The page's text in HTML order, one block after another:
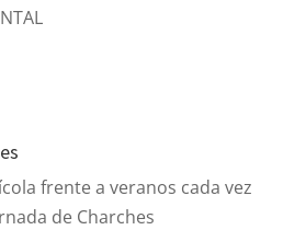
frente a veranos cada vez
de Charches